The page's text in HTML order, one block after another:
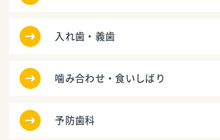
入れ歯・義歯
噛み合わせ・食いしばり
予防歯科